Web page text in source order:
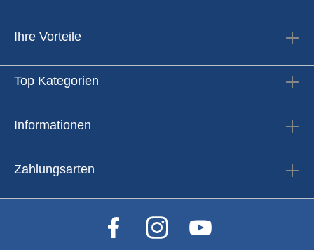
Ihre Vorteile
Top Kategorien
Informationen
Zahlungsarten